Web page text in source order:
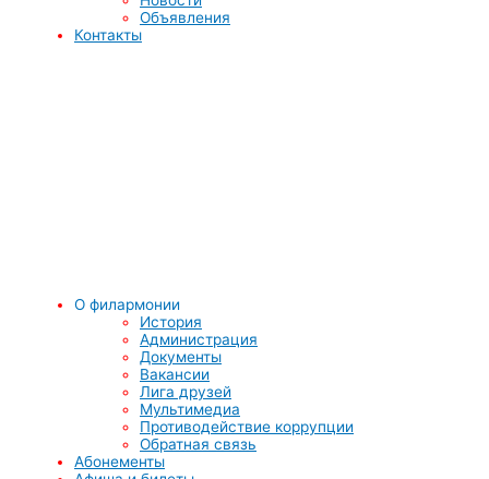
Объявления
Контакты
О филармонии
История
Администрация
Документы
Вакансии
Лига друзей
Мультимедиа
Противодействие коррупции
Обратная связь
Абонементы